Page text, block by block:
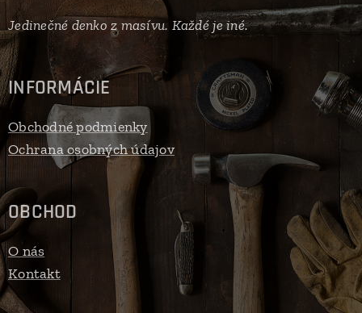
Jedinečné denko z masívu. Každé je iné.
INFORMÁCIE
Obchodné podmienky
Ochrana osobných údajov
OBCHOD
O nás
Kontakt